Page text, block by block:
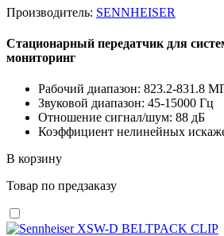
Производитель: SENNHEISER
Стационарный передатчик для
мониторинг
Рабочий диапазон: 823.2-831.8
Звуковой диапазон: 45-15000 Гц
Отношение сигнал/шум: 88 дБ
Коэффициент нелинейных
В корзину
Товар по предзаказу